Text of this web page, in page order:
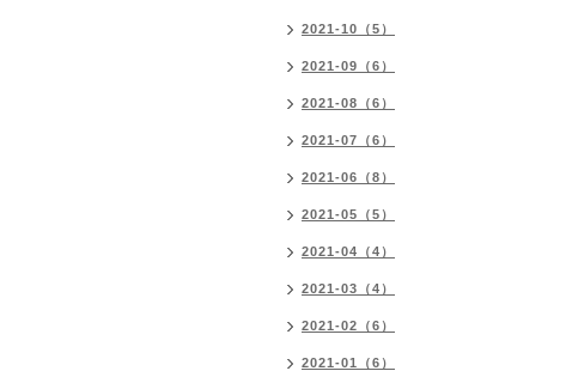
2021-10（5）
2021-09（6）
2021-08（6）
2021-07（6）
2021-06（8）
2021-05（5）
2021-04（4）
2021-03（4）
2021-02（6）
2021-01（6）